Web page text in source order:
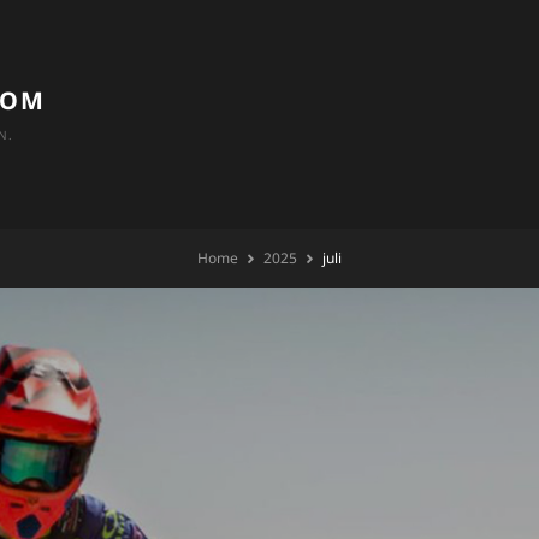
Home 2025 juli